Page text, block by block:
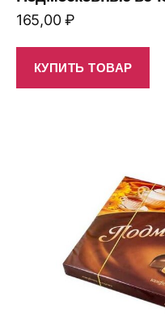
165,00₽
КУПИТЬ ТОВАР